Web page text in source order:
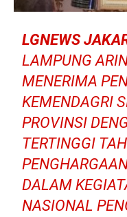
LGNEWS
LAMPUNG
MENERIMA
KEMENDAGRI
PROVINSI
TERTINGGI
DALAM
NASIONAL